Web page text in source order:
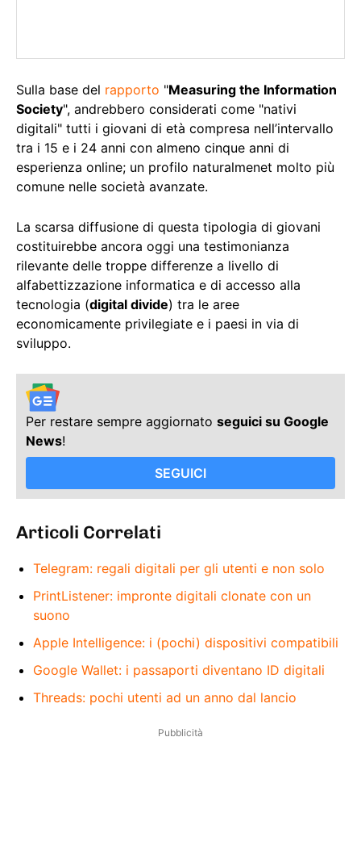
Sulla base del rapporto "Measuring the Information
Society", andrebbero considerati come "nativi
digitali" tutti i giovani di età compresa nell’intervallo
tra i 15 e i 24 anni con almeno cinque anni di
esperienza online; un profilo naturalmenet molto più
comune nelle società avanzate.
La scarsa diffusione di questa tipologia di giovani
costituirebbe ancora oggi una testimonianza
rilevante delle troppe differenze a livello di
alfabettizzazione informatica e di accesso alla
tecnologia (digital divide) tra le aree
economicamente privilegiate e i paesi in via di
sviluppo.
Per restare sempre aggiornato seguici su Google
News!
SEGUICI
Articoli Correlati
Telegram: regali digitali per gli utenti e non solo
PrintListener: impronte digitali clonate con un
suono
Apple Intelligence: i (pochi) dispositivi compatibili
Google Wallet: i passaporti diventano ID digitali
Threads: pochi utenti ad un anno dal lancio
Pubblicità